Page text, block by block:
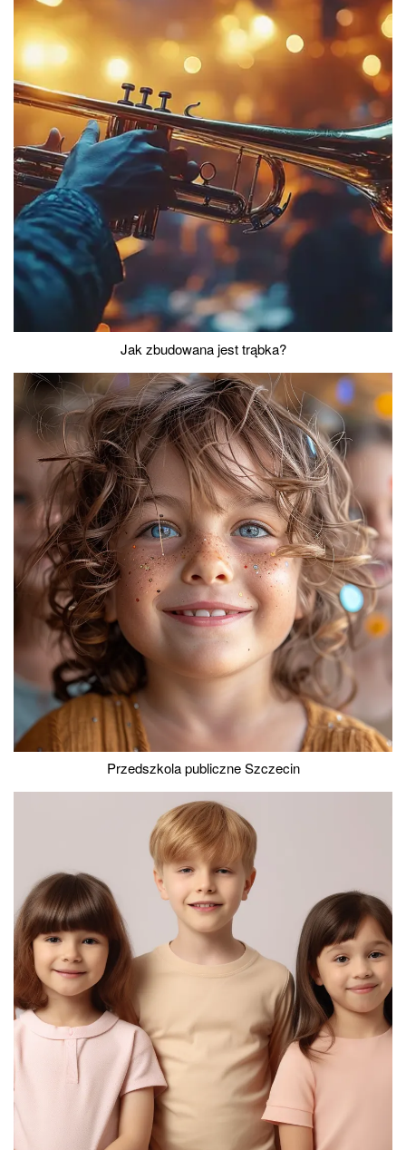
Jak zbudowana jest trąbka?
Przedszkola publiczne Szczecin